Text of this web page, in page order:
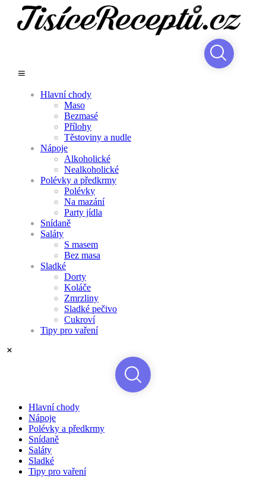
Hlavní chody
Maso
Bezmasé
Přílohy
Těstoviny a nudle
Nápoje
Alkoholické
Nealkoholické
Polévky a předkrmy
Polévky
Na mazání
Party jídla
Snídaně
Saláty
S masem
Bez masa
Sladké
Dorty
Koláče
Zmrzliny
Sladké pečivo
Cukroví
Tipy pro vaření
Hlavní chody
Nápoje
Polévky a předkrmy
Snídaně
Saláty
Sladké
Tipy pro vaření